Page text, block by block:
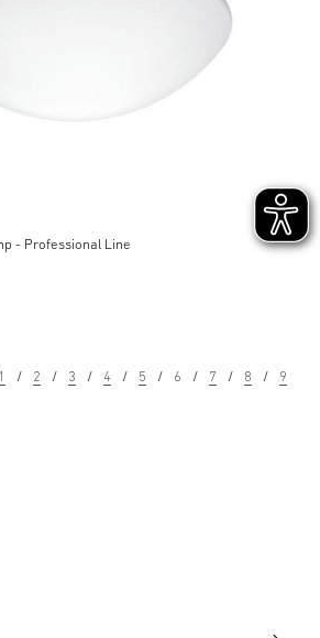
- Professional Line
1 2 3 4 5 6 7 8 9